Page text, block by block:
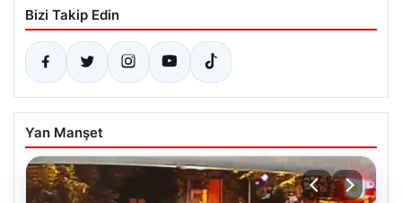
Bizi Takip Edin
Yan Manşet